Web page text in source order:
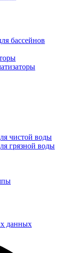
бассейнов
чистой воды
грязной воды
данных